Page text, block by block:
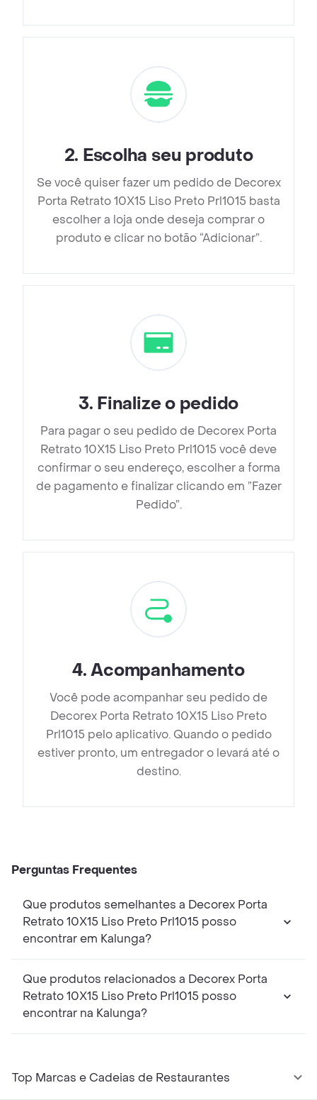
2. Escolha seu produto
Se você quiser fazer um pedido de Decorex
Porta Retrato 10X15 Liso Preto Prl1015 basta
escolher a loja onde deseja comprar o
produto e clicar no botão “Adicionar”.
3. Finalize o pedido
Para pagar o seu pedido de Decorex Porta
Retrato 10X15 Liso Preto Prl1015 você deve
confirmar o seu endereço, escolher a forma
de pagamento e finalizar clicando em ”Fazer
Pedido”.
4.Acompanhamento
Você pode acompanhar seu pedido de
Decorex Porta Retrato 10X15 Liso Preto
Prl1015 pelo aplicativo. Quando o pedido
estiver pronto, um entregador o levará até o
destino.
Perguntas Frequentes
Que produtos semelhantes a Decorex Porta
Retrato 10X15 Liso Preto Prl1015 posso
encontrar em Kalunga?
Que produtos relacionados a Decorex Porta
Retrato 10X15 Liso Preto Prl1015 posso
encontrar na Kalunga?
Top Marcas e Cadeias de Restaurantes